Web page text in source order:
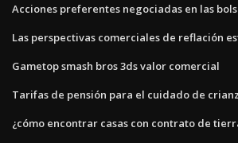
Acciones preferentes negociadas en las
Las perspectivas comerciales de reflación
Gametop smash bros 3ds valor comercial
Tarifas de pensión para el cuidado de
¿cómo encontrar casas con contrato de